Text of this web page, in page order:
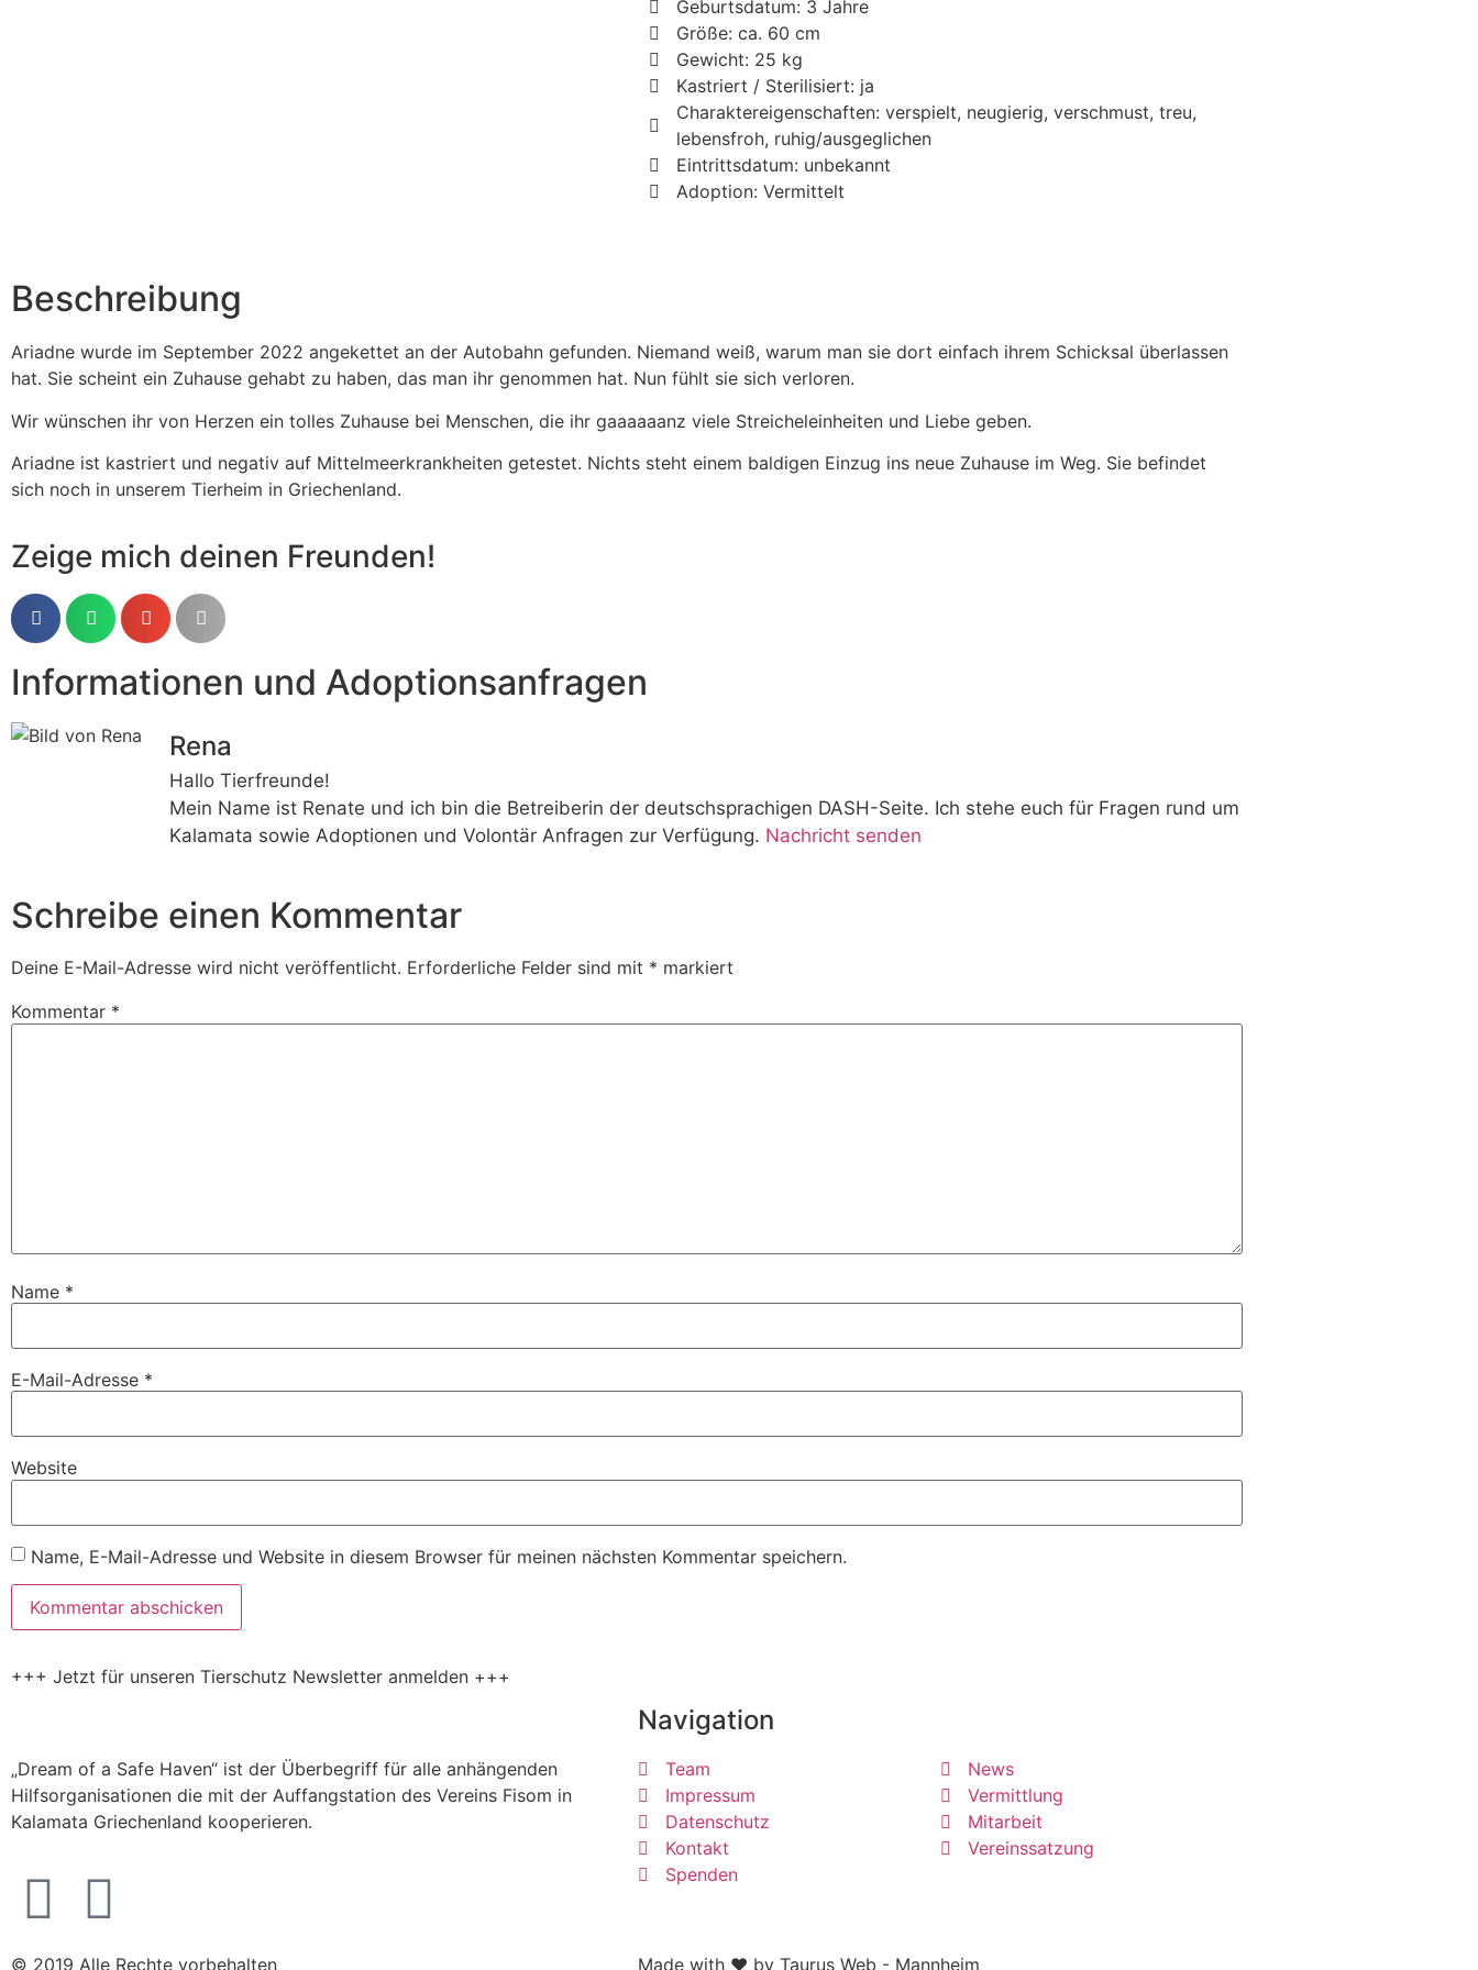
Geburtsdatum: 3 Jahre
Größe: ca. 60 cm
Gewicht: 25 kg
Kastriert / Sterilisiert: ja
Charaktereigenschaften: verspielt, neugierig, verschmust, treu,
lebensfroh, ruhig/ausgeglichen
Eintrittsdatum: unbekannt
Adoption: Vermittelt
Beschreibung
Ariadne wurde im September 2022 angekettet an der Autobahn gefunden. Niemand weiß, warum man sie dort einfach ihrem Schicksal überlassen
hat. Sie scheint ein Zuhause gehabt zu haben, das man ihr genommen hat. Nun fühlt sie sich verloren.
Wir wünschen ihr von Herzen ein tolles Zuhause bei Menschen, die ihr gaaaaaanz viele Streicheleinheiten und Liebe geben.
Ariadne ist kastriert und negativ auf Mittelmeerkrankheiten getestet. Nichts steht einem baldigen Einzug ins neue Zuhause im Weg. Sie befindet
sich noch in unserem Tierheim in Griechenland.
Zeige mich deinen Freunden!
Informationen und Adoptionsanfragen
Rena
Hallo Tierfreunde!
Mein Name ist Renate und ich bin die Betreiberin der deutschsprachigen DASH-Seite. Ich stehe euch für Fragen rund um
Kalamata sowie Adoptionen und Volontär Anfragen zur Verfügung. Nachricht senden
Schreibe einen Kommentar
Deine E-Mail-Adresse wird nicht veröffentlicht. Erforderliche Felder sind mit * markiert
Kommentar *
Name *
E-Mail-Adresse *
Website
Name, E-Mail-Adresse und Website in diesem Browser für meinen nächsten Kommentar speichern.
+++ Jetzt für unseren Tierschutz Newsletter anmelden +++
„Dream of a Safe Haven“ ist der Überbegriff für alle anhängenden
Hilfsorganisationen die mit der Auffangstation des Vereins Fisom in
Kalamata Griechenland kooperieren.
Navigation
Team
Impressum
Datenschutz
Kontakt
Spenden
News
Vermittlung
Mitarbeit
Vereinssatzung
© 2019 Alle Rechte vorbehalten Made with ❤ by Taurus Web - Mannheim